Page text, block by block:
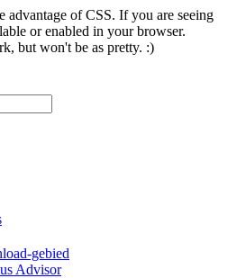
advantage of CSS. If you are seeing
or enabled in your browser.
but won't be as pretty. :)
gebied
Advisor